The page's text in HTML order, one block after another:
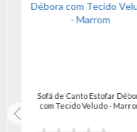
Sofá de Canto Estofar Débora
com Tecido Veludo - Marrom